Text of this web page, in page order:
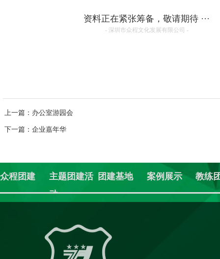
资料正在紧张筹备，敬请期待 ···
- 深圳市众程文化发展有限公司 -
上一篇：办公室游园会
下一篇：企业嘉年华
众程团建
主题团建活
动
团建基地 案例展示 教练